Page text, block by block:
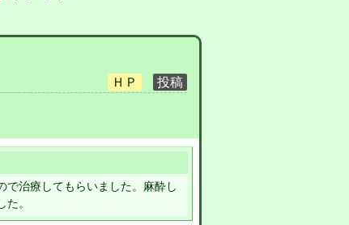
で治療してもらいました。麻酔し
。